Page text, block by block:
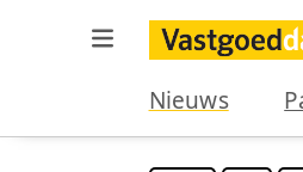
Nieuws